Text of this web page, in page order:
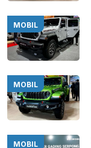
MOBIL
MOBIL
MOBIL